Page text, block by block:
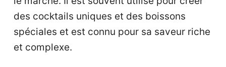
des cocktails uniques et des boissons
spéciales et est connu pour sa saveur riche
et complexe.